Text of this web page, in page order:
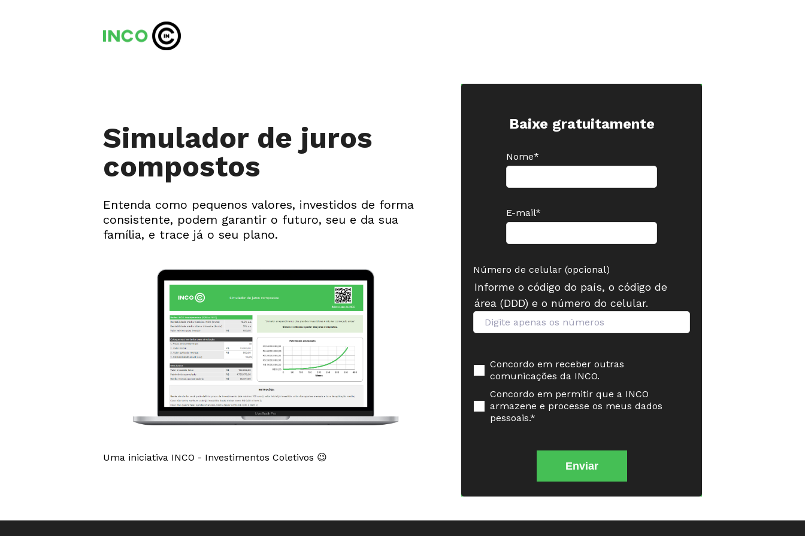
Simulador de juros
compostos
Entenda como pequenos valores, investidos de forma
consistente, podem garantir o futuro, seu e da sua
família, e trace já o seu plano.
Uma iniciativa INCO - Investimentos Coletivos 😉
Baixe gratuitamente
Nome*
E-mail*
Número de celular (opcional)
Informe o código do país, o código de
área (DDD) e o número do celular.
Concordo em receber outras
comunicações da INCO.
Concordo em permitir que a INCO
armazene e processe os meus dados
pessoais.*